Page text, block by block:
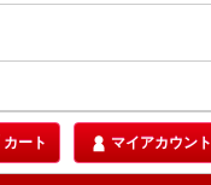
カート マイアカウント